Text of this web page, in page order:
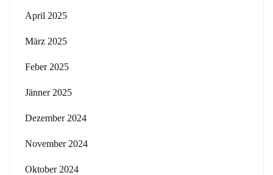
April 2025
März 2025
Feber 2025
Jänner 2025
Dezember 2024
November 2024
Oktober 2024